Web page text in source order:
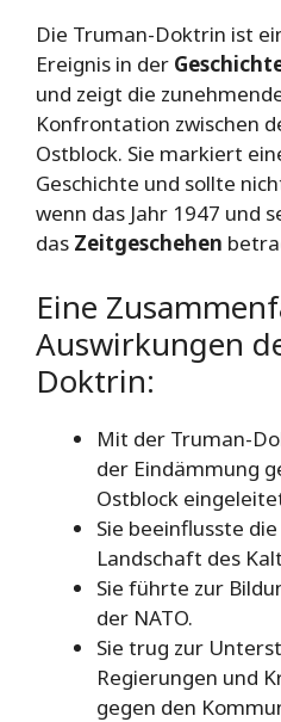
Die Truman-Doktrin ist
Ereignis in der
und zeigt die
Konfrontation zwischen
Ostblock. Sie markiert
Geschichte und sollte
wenn das Jahr 1947 und
das Zeitgeschehen
Eine
Auswirkungen
Doktrin:
Mit der Truman-
der Eindämmung
Ostblock
Sie beeinflusste
Landschaft des
Sie führte zur
der NATO.
Sie trug zur
Regierungen und
gegen den